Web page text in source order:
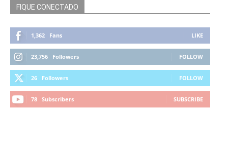
FIQUE CONECTADO
1,362 Fans LIKE
23,756 Followers FOLLOW
26 Followers FOLLOW
78 Subscribers SUBSCRIBE